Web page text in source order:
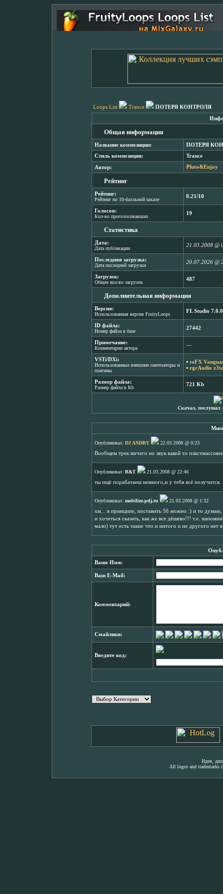
Loops List Trance ПОТЕРЯ КОНТРОЛЯ
Общая информация
Название композиции: ПОТЕРЯ
Стиль композиции: Trance
Автор: Pluto&Enjoy
Рейтинг
Рейтинг:
Рейтинг по 10-балльной шкале
8.21/10
Голосов:
Кол-во проголосовавших
19
Статистика
Дата:
Дата публикации
21.03.2008 @
Последняя загрузка:
Дата последней загрузки
20.07.2026 @
Загрузок:
Общее кол-во загрузок
487
Дополнительная информация
Версия:
Использованная версия FruityLoops
FL Studio 7.0.0
ID файла:
Номер файла в базе
27442
Примечание:
Комментарии автора
―
VSTi/DXi:
Использованные внешние синтезаторы и
плагины
▪ reFX
▪ rgcAudio
Размер файла:
Размер файла в Kb
721 Kb
Скачал, послушал
Опубликовал: DJ ANDRY
22.03.2008 @ 0:23
Вообщем трек ничего но звук какой то
Опубликовал: R&T
21.03.2008 @ 22:46
ты ищё порабатаеш немного,и у тебя всё получится.
Опубликовал: mobilize.pdj.ru
21.03.2008 @ 1:32
хм... в принципе, поставить 5б можно :) и то
и хочеться сказать, как же все дёшево!!! т.е.
мало) тут есть такие что и нитого и не другого нет
Ваше Имя:
Ваш E-Mail:
Комментарий:
Смайлики:
Введите код:
Идея,
All logos and trademarks